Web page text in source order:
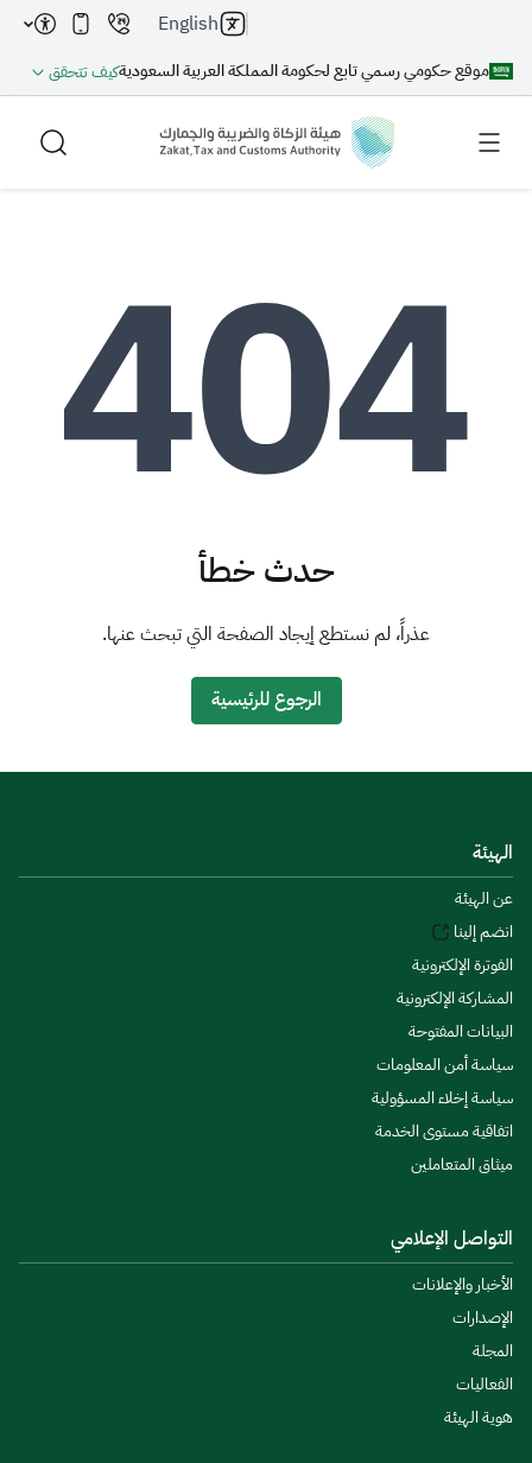
موقع حكومي رسمي تابع لحكومة المملكة العربية السعوديةكيف تتحقق
English
بحث AI
التصرفات العقارية
حدث خطأ
عذراً، لم نستطع إيجاد الصفحة التي تبحث عنها.
الرجوع للرئيسية
الهيئة
عن الهيئة
انضم إلينا
الفوترة الإلكترونية
المشاركة الإلكترونية
البيانات المفتوحة
سياسة أمن المعلومات
سياسة إخلاء المسؤولية
اتفاقية مستوى الخدمة
ميثاق المتعاملين
التواصل الإعلامي
الأخبار والإعلانات
الإصدارات
المجلة
الفعاليات
هوية الهيئة